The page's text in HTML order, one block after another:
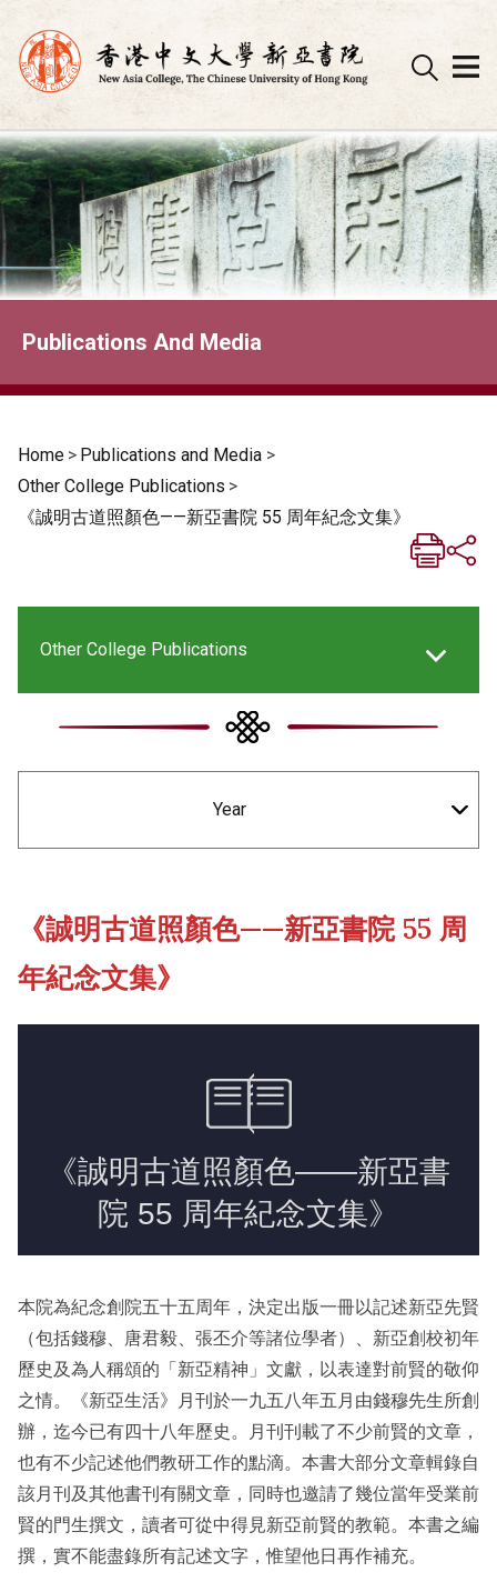
Skip
to
content
Publications And Media
Home > Publications and Media >
Other College Publications >
《誠明古道照顏色——新亞書院 55 周年紀念文集》
Other College Publications
New Asia Life Monthly Magazine
New Asia E-newsletter
Social Media Columns
New Asia Bulletin
New Asia College Handbook
Photo Gallery
Video Archives
Year
《誠明古道照顏色——新亞書院 55 周
年紀念文集》
本院為紀念創院五十五周年，決定出版一冊以記述新亞先賢
（包括錢穆、唐君毅、張丕介等諸位學者）、新亞創校初年
歷史及為人稱頌的「新亞精神」文獻，以表達對前賢的敬仰
之情。《新亞生活》月刊於一九五八年五月由錢穆先生所創
辦，迄今已有四十八年歷史。月刊刊載了不少前賢的文章，
也有不少記述他們教研工作的點滴。本書大部分文章輯錄自
該月刊及其他書刊有關文章，同時也邀請了幾位當年受業前
賢的門生撰文，讀者可從中得見新亞前賢的教範。本書之編
撰，實不能盡錄所有記述文字，惟望他日再作補充。